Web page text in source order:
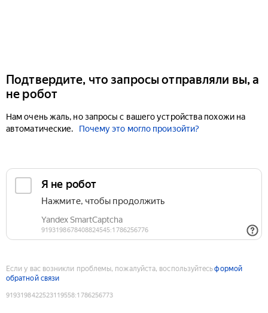
Подтвердите, что запросы отправляли вы, а
не робот
Нам очень жаль, но запросы с вашего устройства похожи на
автоматические.
Почему это могло произойти?
Если у вас возникли проблемы, пожалуйста, воспользуйтесьформой
обратной связи
9193198422523119558:1786256773